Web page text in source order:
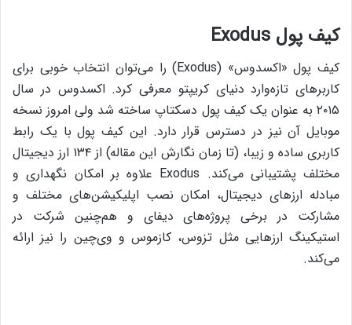
کیف پول Exodus
کیف پول «اکسدوس» (Exodus) را می‌توان انتخاب خوبی برای
کاربرهای تازه‌وارد دنیای کریپتو معرفی کرد. اکسدوس در سال
۲۰۱۵ به عنوان یک کیف پول دسکتاپ ساخته شد ولی امروز نسخه‌
موبایل آن نیز در دسترس قرار دارد. این کیف پول با یک رابط
کاربری ساده و زیبا، (تا زمان نگارش این مقاله) از ۱۳۴ ارز دیجیتال
مختلف پشتیبانی می‌کند. Exodus علاوه بر امکان نگهداری و
مبادله‌ ارزهای دیجیتال، امکان نصب اپلیکیشن‌های مختلف و
مشارکت در برخی پروژه‌های دیفای و هم‌چنین شرکت در
استیکینگ ارزهایی مثل تزوس، کازموس و وی‌چین را نیز ارائه
می‌کند.